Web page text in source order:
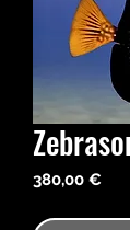
380,00 €